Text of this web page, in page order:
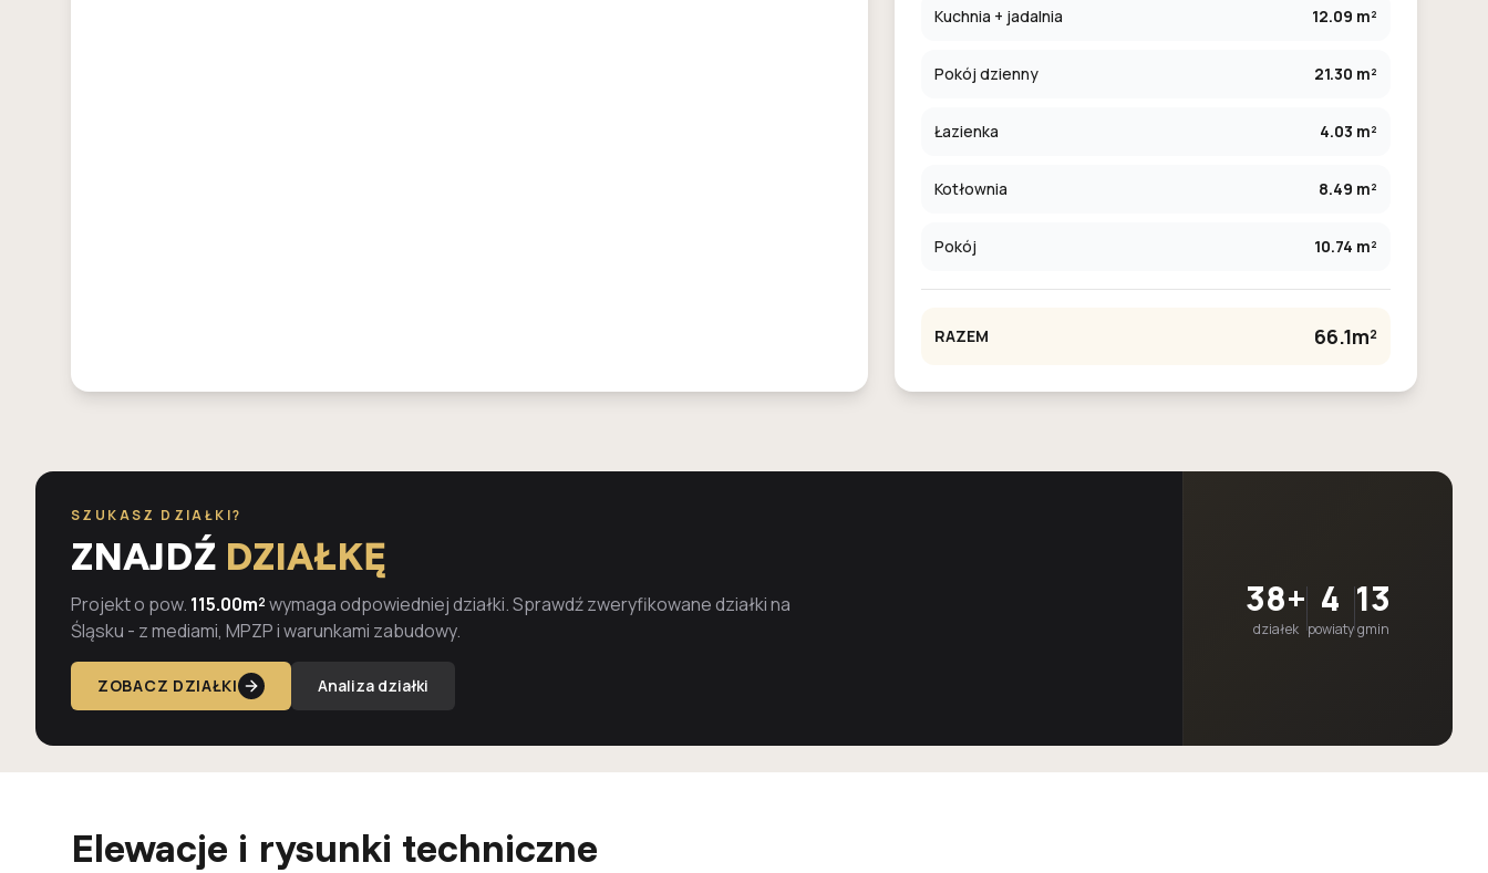
Kuchnia + jadalnia 12.09 m²
Pokój dzienny 21.30 m²
Łazienka 4.03 m²
Kotłownia 8.49 m²
Pokój 10.74 m²
RAZEM 66.1m²
SZUKASZ DZIAŁKI?
ZNAJDŹ DZIAŁKĘ
Projekt o pow. 115.00m²wymaga odpowiedniej działki. Sprawdź zweryfikowane działki na
Śląsku - z mediami, MPZP i warunkami zabudowy.
ZOBACZ DZIAŁKI Analiza działki
38+
działek
4
powiaty
13
gmin
Elewacje i rysunki techniczne